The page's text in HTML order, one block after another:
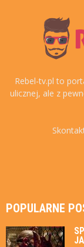
Rebel-tv.pl to
ulicznej, ale z
POPULARNE